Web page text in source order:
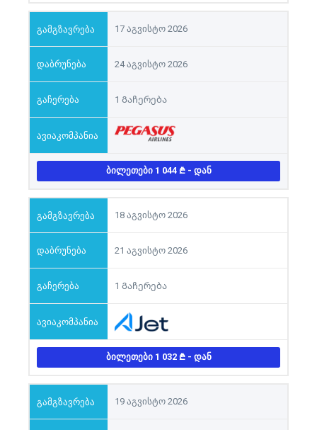
17 აგვისტო 2026
24 აგვისტო 2026
1 Გაჩერება
ᲑᲘᲚᲔᲗᲔᲑᲘ 1 044 - ᲓᲐᲜ
18 აგვისტო 2026
21 აგვისტო 2026
1 Გაჩერება
ᲑᲘᲚᲔᲗᲔᲑᲘ 1 032 - ᲓᲐᲜ
19 აგვისტო 2026